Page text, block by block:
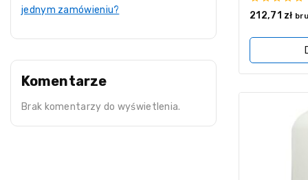
0
212,71 zł
jednym zamówieniu?
Komentarze
Brak komentarzy do wyświetlenia.